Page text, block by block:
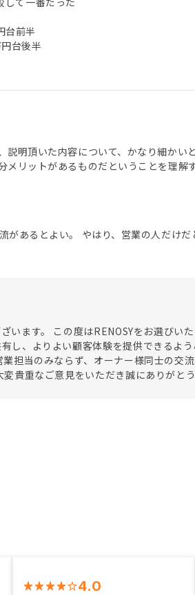
台前半
台後半
説明頂いた内容について、かなり細か
リットがあるものだということを理解
があるとよい。 やはり、営業の人だけだ
います。 この度はRENOSYをお選びい
し、よりよい顧客体験を提供できるよ
担当のみならず、オーナー様同士の交
貴重なご意見をいただき誠にありがとう
4.0